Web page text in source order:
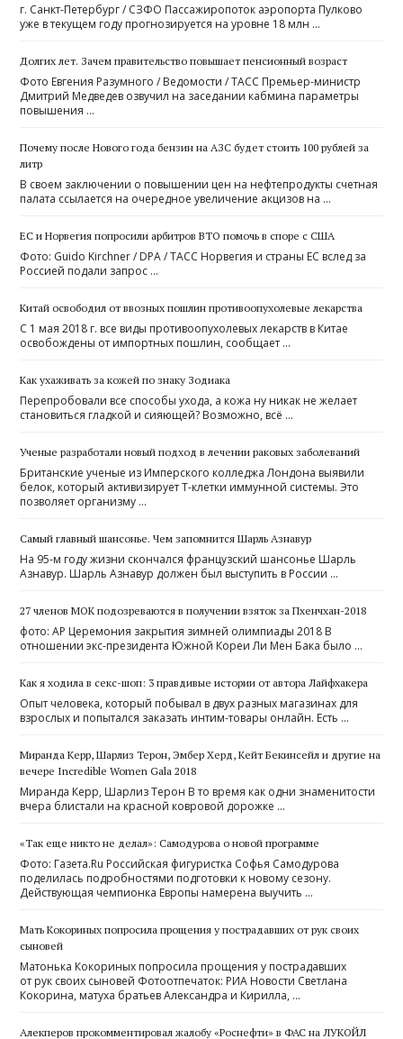
г. Санкт-Петербург / СЗФО Пассажиропоток аэропорта Пулково
уже в текущем году прогнозируется на уровне 18 млн …
Долгих лет. Зачем правительство повышает пенсионный возраст
Фото Евгения Разумного / Ведомости / ТАСС Премьер-министр
Дмитрий Медведев озвучил на заседании кабмина параметры
повышения …
Почему после Нового года бензин на АЗС будет стоить 100 рублей за
литр
В своем заключении о повышении цен на нефтепродукты счетная
палата ссылается на очередное увеличение акцизов на …
ЕС и Норвегия попросили арбитров ВТО помочь в споре с США
Фото: Guido Kirchner / DPA / ТАСС Норвегия и страны ЕС вслед за
Россией подали запрос …
Китай освободил от ввозных пошлин противоопухолевые лекарства
С 1 мая 2018 г. все виды противоопухолевых лекарств в Китае
освобождены от импортных пошлин, сообщает …
Как ухаживать за кожей по знаку Зодиака
Перепробовали все способы ухода, а кожа ну никак не желает
становиться гладкой и сияющей? Возможно, всё …
Ученые разработали новый подход в лечении раковых заболеваний
Британские ученые из Имперского колледжа Лондона выявили
белок, который активизирует Т-клетки иммунной системы. Это
позволяет организму …
Самый главный шансонье. Чем запомнится Шарль Азнавур
На 95-м году жизни скончался французский шансонье Шарль
Азнавур. Шарль Азнавур должен был выступить в России …
27 членов МОК подозреваются в получении взяток за Пхенчхан-2018
фото: AP Церемония закрытия зимней олимпиады 2018 В
отношении экс-президента Южной Кореи Ли Мен Бака было …
Как я ходила в секс-шоп: 3 правдивые истории от автора Лайфхакера
Опыт человека, который побывал в двух разных магазинах для
взрослых и попытался заказать интим-товары онлайн. Есть …
Миранда Керр, Шарлиз Терон, Эмбер Херд, Кейт Бекинсейл и другие на
вечере Incredible Women Gala 2018
Миранда Керр, Шарлиз Терон В то время как одни знаменитости
вчера блистали на красной ковровой дорожке …
«Так еще никто не делал»: Самодурова о новой программе
Фото: Газета.Ru Российская фигуристка Софья Самодурова
поделилась подробностями подготовки к новому сезону.
Действующая чемпионка Европы намерена выучить …
Мать Кокориных попросила прощения у пострадавших от рук своих
сыновей
Матонька Кокориных попросила прощения у пострадавших
от рук своих сыновей Фотоотпечаток: РИА Новости Светлана
Кокорина, матуха братьев Александра и Кирилла, …
Алекперов прокомментировал жалобу «Роснефти» в ФАС на ЛУКОЙЛ